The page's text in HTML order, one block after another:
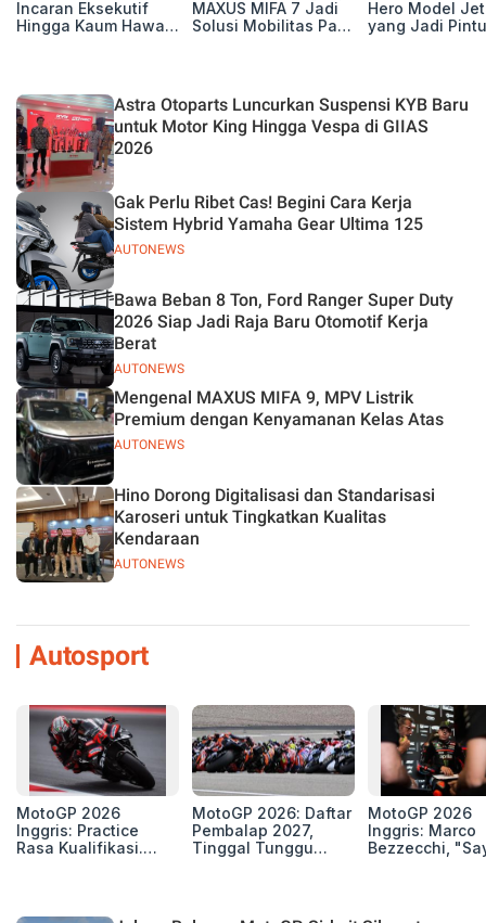
Incaran Eksekutif
Hingga Kaum Hawa,
MAXUS MIFA 7 Jadi
Solusi Mobilitas Para
Hero Model
yang Jadi Pintu
Astra Otoparts Luncurkan Suspensi KYB Baru
untuk Motor King Hingga Vespa di GIIAS
2026
AUTONEWS
Gak Perlu Ribet Cas! Begini Cara Kerja
Sistem Hybrid Yamaha Gear Ultima 125
AUTONEWS
Bawa Beban 8 Ton, Ford Ranger Super Duty
2026 Siap Jadi Raja Baru Otomotif Kerja
Berat
AUTONEWS
Mengenal MAXUS MIFA 9, MPV Listrik
Premium dengan Kenyamanan Kelas Atas
AUTONEWS
Hino Dorong Digitalisasi dan Standarisasi
Karoseri untuk Tingkatkan Kualitas
Kendaraan
Autosport
MotoGP 2026
Inggris: Practice
Rasa Kualifikasi.
Silverstone!
MotoGP 2026: Daftar
Pembalap 2027,
Tinggal Tunggu
MotoGP 2026
Inggris: Marco
Bezzecchi,